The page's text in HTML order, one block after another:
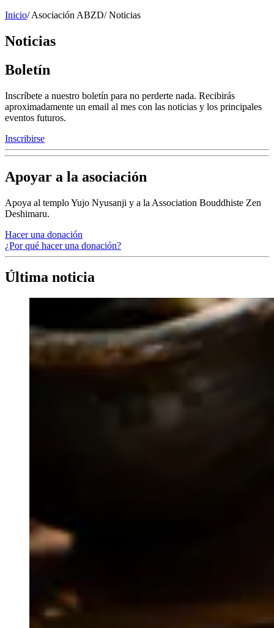
Inicio/ Asociación ABZD/ Noticias
Noticias
Boletín
Inscríbete a nuestro boletín para no perderte nada. Recibirás
aproximadamente un email al mes con las noticias y los principales
eventos futuros.
Inscribirse
Apoyar a la asociación
Apoya al templo Yujo Nyusanji y a la Association Bouddhiste Zen
Deshimaru.
Hacer una donación
¿Por qué hacer una donación?
Última noticia